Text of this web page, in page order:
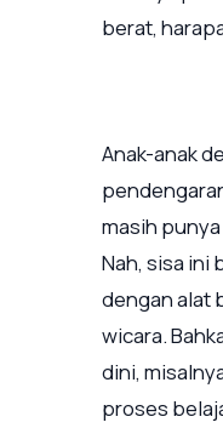
berat,
Anak-anak
masih
Nah, sisa ini
dengan alat
wicara.
dini,
proses